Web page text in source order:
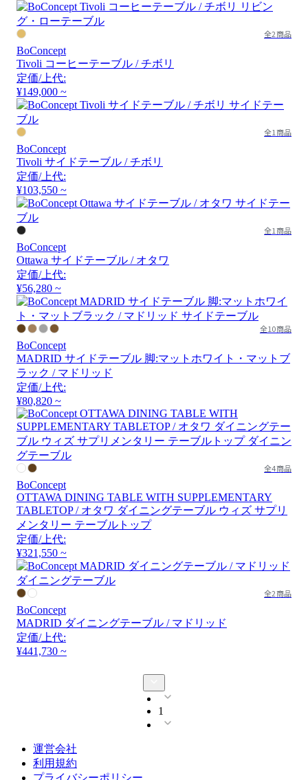
全2商品
BoConcept
Tivoli コーヒーテーブル / チボリ
定価/上代:
¥149,000 ~
全1商品
BoConcept
Tivoli サイドテーブル / チボリ
定価/上代:
¥103,550 ~
全1商品
BoConcept
Ottawa サイドテーブル / オタワ
定価/上代:
¥56,280 ~
全10商品
BoConcept
MADRID サイドテーブル 脚:マットホワイト・マットブ
ラック / マドリッド
定価/上代:
¥80,820 ~
全4商品
BoConcept
OTTAWA DINING TABLE WITH SUPPLEMENTARY
TABLETOP / オタワ ダイニングテーブル ウィズ サプリ
メンタリー テーブルトップ
定価/上代:
¥321,550 ~
全2商品
BoConcept
MADRID ダイニングテーブル / マドリッド
定価/上代:
¥441,730 ~
1
運営会社
利用規約
プライバシーポリシー